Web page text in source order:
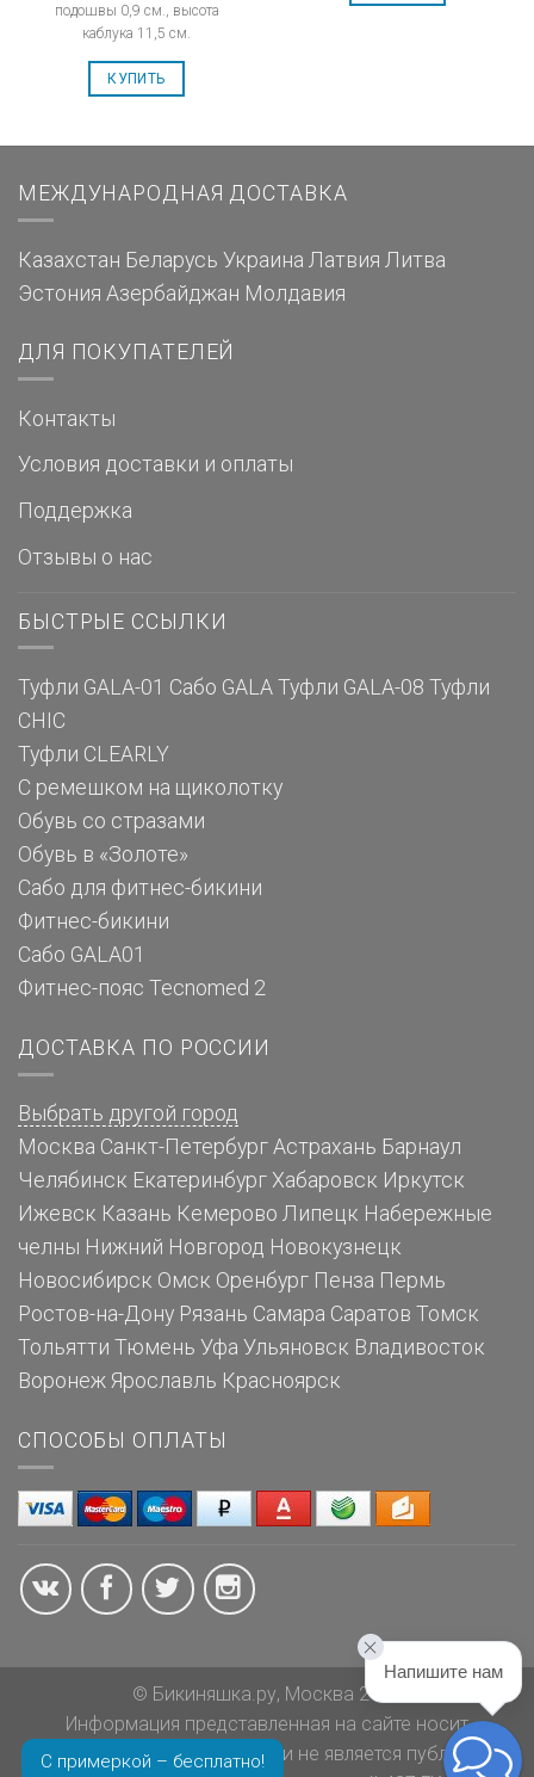
подошвы 0,9 см., высота
каблука 11,5 см.
КУПИТЬ
МЕЖДУНАРОДНАЯ ДОСТАВКА
Казахстан Беларусь Украина Латвия Литва
Эстония Азербайджан Молдавия
ДЛЯ ПОКУПАТЕЛЕЙ
Контакты
Условия доставки и оплаты
Поддержка
Отзывы о нас
БЫСТРЫЕ ССЫЛКИ
Туфли GALA-01 Сабо GALA Туфли GALA-08 Туфли
CHIC
Туфли CLEARLY
С ремешком на щиколотку
Обувь со стразами
Обувь в «Золоте»
Сабо для фитнес-бикини
Фитнес-бикини
Сабо GALA01
Фитнес-пояс Tecnomed 2
ДОСТАВКА ПО РОССИИ
Выбрать другой город
Москва Санкт-Петербург Астрахань Барнаул
Челябинск Екатеринбург Хабаровск Иркутск
Ижевск Казань Кемерово Липецк Набережные
челны Нижний Новгород Новокузнецк
Новосибирск Омск Оренбург Пенза Пермь
Ростов-на-Дону Рязань Самара Саратов Томск
Тольятти Тюмень Уфа Ульяновск Владивосток
Воронеж Ярославль Красноярск
СПОСОБЫ ОПЛАТЫ
С примеркой – бесплатно!
© Бикиняшка.ру, Москва 2026
Информация представленная на сайте носит
ознакомительный характер и не является публичной
Напишите нам